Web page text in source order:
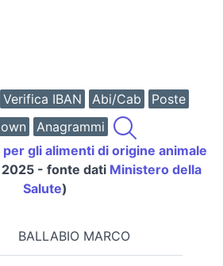
Verifica IBAN Abi/Cab
Poste
Anagrammi
gli alimenti di origine animale
- fonte dati Ministero della
Salute)
BALLABIO MARCO